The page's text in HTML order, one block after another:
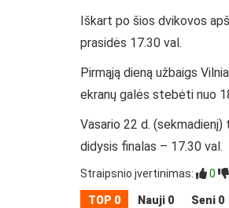
Iškart po šios dvikovos
prasidės 17.30 val.
Pirmąją dieną užbaigs
ekranų galės stebėti nuo
Vasario 22 d.
didysis finalas – 17.30 val.
Straipsnio įvertinimas: 0
TOP 0 Nauji 0 Seni 0